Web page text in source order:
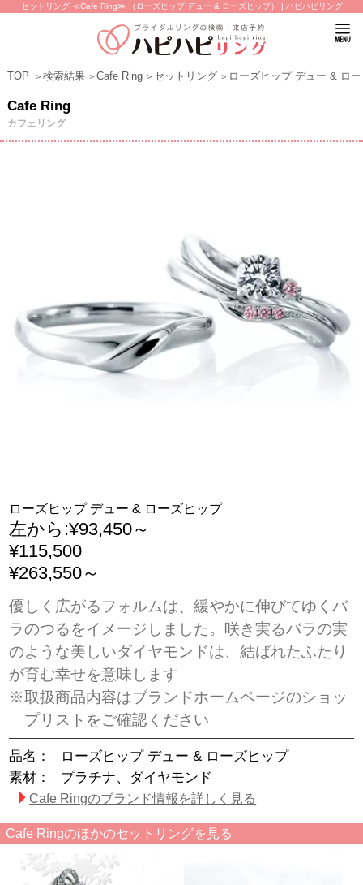
セットリング ≪Cafe Ring≫ （ローズヒップ デュー & ローズヒップ） | ハピハピリング
TOP 検索結果 Cafe Ring セットリング ローズヒップ デュー & ロ
Cafe Ring
カフェリング
ローズヒップ デュー & ローズヒップ
左から:¥93,450～
¥115,500
¥263,550～
優しく広がるフォルムは、緩やかに伸びてゆくバ
ラのつるをイメージしました。咲き実るバラの実
のような美しいダイヤモンドは、結ばれたふたり
が育む幸せを意味します
※取扱商品内容はブランドホームページのショッ
プリストをご確認ください
品名：
ローズヒップ デュー & ローズヒップ
素材：
プラチナ、ダイヤモンド
Cafe Ringのブランド情報を詳しく見る
Cafe Ringのほかのセットリングを見る